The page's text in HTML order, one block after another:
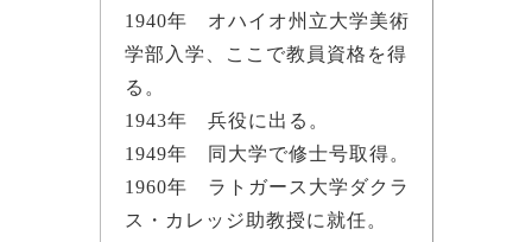
1940年 オハイオ州立大学美術
学部入学、ここで教員資格を得
る。
1943年 兵役に出る。
1949年 同大学で修士号取得。
1960年 ラトガース大学ダクラ
ス・カレッジ助教授に就任。